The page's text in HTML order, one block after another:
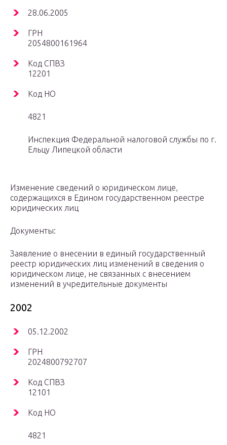
28.06.2005
ГРН
2054800161964
Код СПВЗ
12201
Код НО
4821
Инспекция Федеральной налоговой службы по г.
Ельцу Липецкой области
Изменение сведений о юридическом лице,
содержащихся в Едином государственном реестре
юридических лиц
Документы:
Заявление о внесении в единый государственный
реестр юридических лиц изменений в сведения о
юридическом лице, не связанных с внесением
изменений в учредительные документы
2002
05.12.2002
ГРН
2024800792707
Код СПВЗ
12101
Код НО
4821